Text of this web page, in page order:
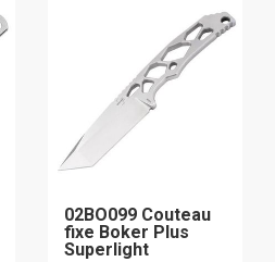
02BO099 Couteau
fixe Boker Plus
Superlight